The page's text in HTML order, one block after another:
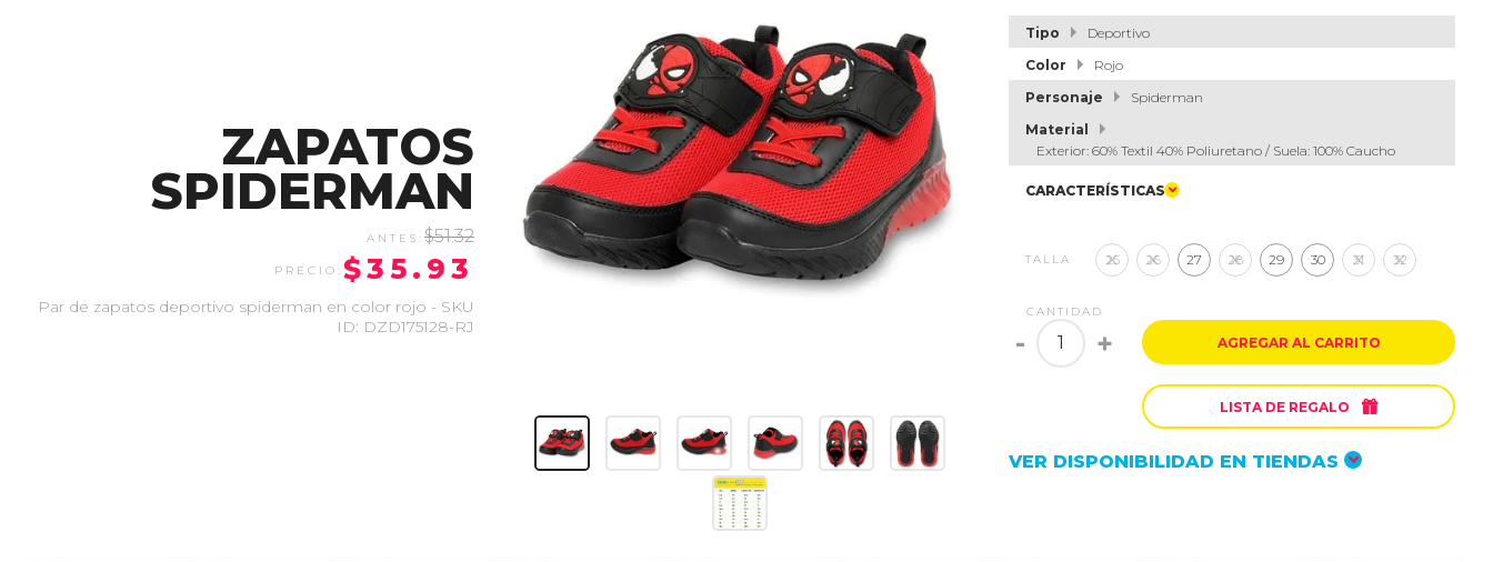
ZAPATOS
SPIDERMAN
$51.32
$35.93
Par de zapatos deportivo spiderman en color rojo - SKU
ID: DZD175128-RJ
Tipo
Deportivo
Color
Rojo
Personaje
Spiderman
Material
Exterior: 60% Textil 40% Poliuretano / Suela: 100% Caucho
CARACTERÍSTICAS
TALLA 25 26 27 28 29 30 31 32
CANTIDAD
- + AGREGAR AL CARRITO
LISTA DE REGALO 
VER DISPONIBILIDAD EN TIENDAS